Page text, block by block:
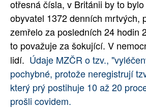
otřesná čísla, v Británii by to
obyvatel 1372 denních mrtvých,
zemřelo za posledních 24 hodin
to považuje za šokující. V
lidí. Údaje MZČR o tzv.,
pochybné, protože neregistrují
který prý postihuje 10 až 20
prošli covidem.